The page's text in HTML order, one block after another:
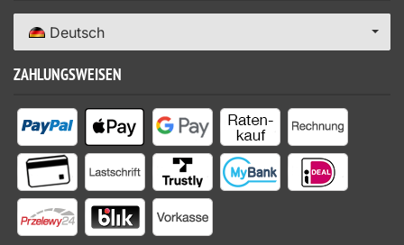
Deutsch
ZAHLUNGSWEISEN